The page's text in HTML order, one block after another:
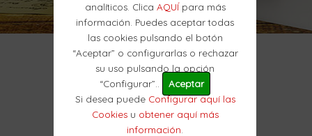
analíticos. Clica AQUÍpara más
información. Puedes aceptar todas
las cookies pulsando el botón
“Aceptar” o configurarlas o rechazar
su uso pulsando la opción
“Configurar”..
Aceptar
Si desea puede Configurar aquí las
Cookiesu obtener aquí más
información